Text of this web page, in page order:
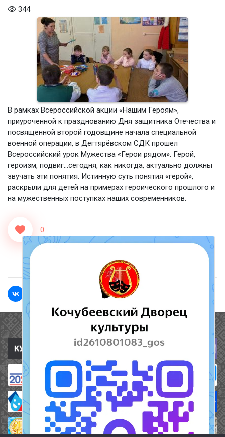
344
В рамках Всероссийской акции «Нашим Героям»,
приуроченной к празднованию Дня защитника Отечества и
посвященной второй годовщине начала специальной
военной операции, в Дегтярёвском СДК прошел
Всероссийский урок Мужества «Герои рядом». Герой,
героизм, подвиг…сегодня, как никогда, актуально должны
звучать эти понятия. Истинную суть понятия «герой»,
раскрыли для детей на примерах героического прошлого и
на мужественных поступках наших современников.
0
Полезные ссылки